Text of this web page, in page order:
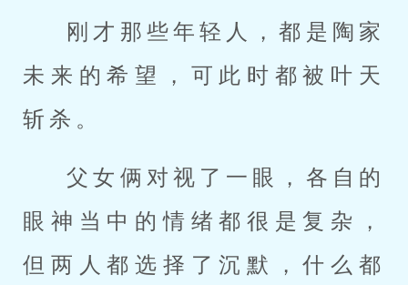
刚才那些年轻人，都是陶家
未来的希望，可此时都被叶天
斩杀。
父女俩对视了一眼，各自的
眼神当中的情绪都很是复杂，
但两人都选择了沉默，什么都